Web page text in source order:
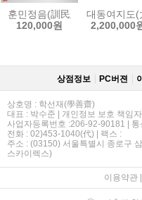
훈민정음(訓民正音)-해례/언해/
120,000원
대동여지도(
2,200,000
상점정보 PC버젼
상호명 : 학선재(學善齋)
대표 : 박수준 | 개인정보 보호 책임
사업자등록번호 :206-92-90181 |
전화 : 02)453-1040(代) | 팩스 :
주소 : (03150) 서울특별시 종로구
스카이렉스)
이용약관|